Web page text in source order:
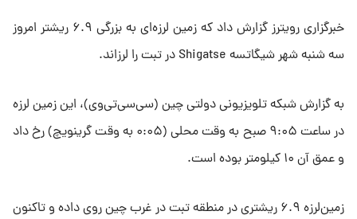
خبرگزاری رویترز گزارش داد که زمین لرزه‌ای به بزرگی ۶.۹ ریشتر امروز
سه شنبه شهر شیگاتسه Shigatse در تبت را لرزاند.
به گزارش شبکه تلویزیونی دولتی چین (سی‌سی‌تی‌وی)، این زمین لرزه
در ساعت ۹:۰۵ صبح به وقت محلی (۰:۰۵ به وقت گرینویچ) رخ داد
و عمق آن ۱۰ کیلومتر بوده است.
زمین‌لرزه ۶.۹ ریشتری در منطقه تبت در غرب چین روی داده و تاکنون